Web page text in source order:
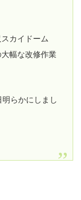
カイドーム
幅な改修作業
らかにしまし